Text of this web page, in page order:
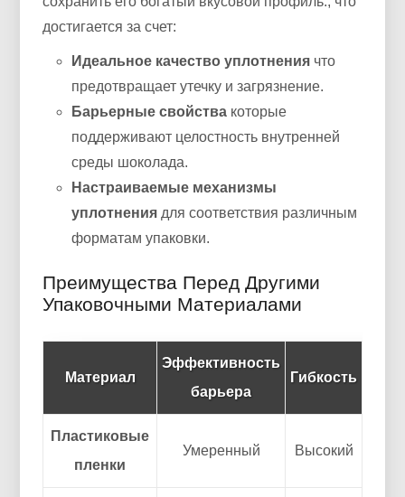
достигается за счет:
Идеальное качество уплотнения что
предотвращает утечку и загрязнение.
Барьерные свойства которые
поддерживают целостность внутренней
среды шоколада.
Настраиваемые механизмы
уплотнения для соответствия различным
форматам упаковки.
Преимущества Перед Другими
Упаковочными Материалами
Материал
Эффективность
барьера
Гибкость
Пластиковые
пленки
Умеренный Высокий